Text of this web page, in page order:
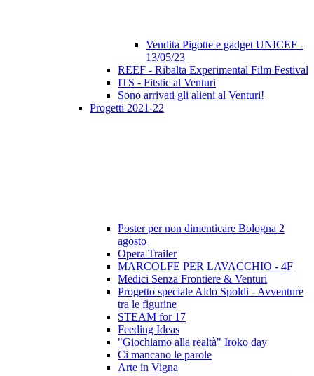
Vendita Pigotte e gadget UNICEF -
13/05/23
REEF - Ribalta Experimental Film Festival
ITS - Fitstic al Venturi
Sono arrivati gli alieni al Venturi!
Progetti 2021-22
Poster per non dimenticare Bologna 2
agosto
Opera Trailer
MARCOLFE PER LAVACCHIO - 4F
Medici Senza Frontiere & Venturi
Progetto speciale Aldo Spoldi - Avventure
tra le figurine
STEAM for 17
Feeding Ideas
"Giochiamo alla realtà" Iroko day
Ci mancano le parole
Arte in Vigna